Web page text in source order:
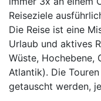
Reiseziele
Die Reise ist eine
Urlaub und aktives
Wüste, Hochebene,
Atlantik). Die
getauscht werden,